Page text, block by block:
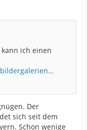
ich einen
Der
sich seit dem
Schon wenige